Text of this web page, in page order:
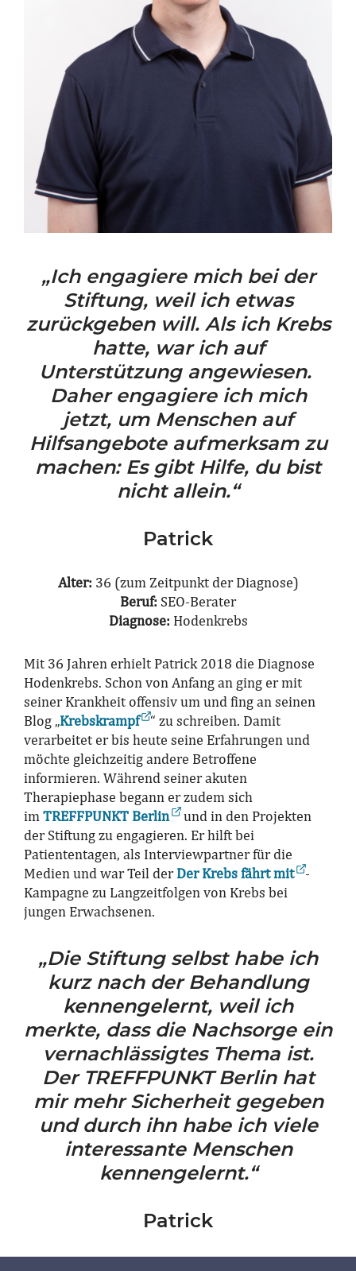
„Ich engagiere mich bei der
Stiftung, weil ich etwas
zurückgeben will. Als ich Krebs
hatte, war ich auf
Unterstützung angewiesen.
Daher engagiere ich mich
jetzt, um Menschen auf
Hilfsangebote aufmerksam zu
machen: Es gibt Hilfe, du bist
nicht allein.“
Patrick
Alter: 36 (zum Zeitpunkt der Diagnose)
Beruf: SEO-Berater
Diagnose: Hodenkrebs
Mit 36 Jahren erhielt Patrick 2018 die Diagnose
Hodenkrebs. Schon von Anfang an ging er mit
seiner Krankheit offensiv um und fing an seinen
Blog „Krebskrampf
“ zu schreiben. Damit
verarbeitet er bis heute seine Erfahrungen und
möchte gleichzeitig andere Betroffene
informieren. Während seiner akuten
Therapiephase begann er zudem sich
im TREFFPUNKT Berlin
und in den Projekten
der Stiftung zu engagieren. Er hilft bei
Patiententagen, als Interviewpartner für die
Medien und war Teil der Der Krebs fährt mit
-
Kampagne zu Langzeitfolgen von Krebs bei
jungen Erwachsenen.
„Die Stiftung selbst habe ich
kurz nach der Behandlung
kennengelernt, weil ich
merkte, dass die Nachsorge ein
vernachlässigtes Thema ist.
Der TREFFPUNKT Berlin hat
mir mehr Sicherheit gegeben
und durch ihn habe ich viele
interessante Menschen
kennengelernt.“
Patrick